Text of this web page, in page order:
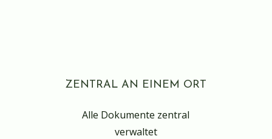
ZENTRAL AN EINEM ORT
Alle Dokumente zentral
verwaltet